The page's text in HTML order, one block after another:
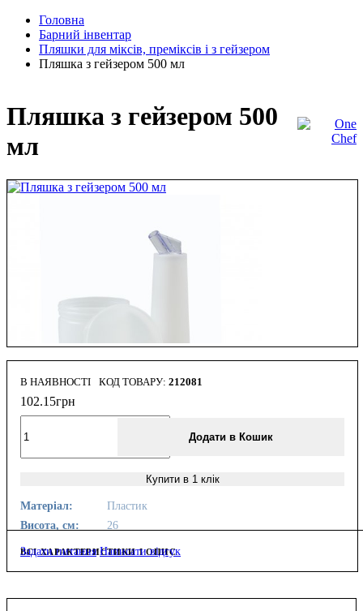
Головна
Барний інвентар
Пляшки для міксів, преміксів і з гейзером
Пляшка з гейзером 500 мл
Пляшка з гейзером 500
мл
В НАЯВНОСТІ 212081
102.15грн
Додати в Кошик
Купити в 1 клік
Матеріал:
Пластик
Висота, см:
26
ВСІ ХАРАКТЕРИСТИКИ І ОПИС
Задати питання Написати відгук